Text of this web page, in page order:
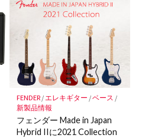
FENDER/エレキギター /ベース /
新製品情報
フェンダー Made in Japan
Hybrid IIに2021 Collection